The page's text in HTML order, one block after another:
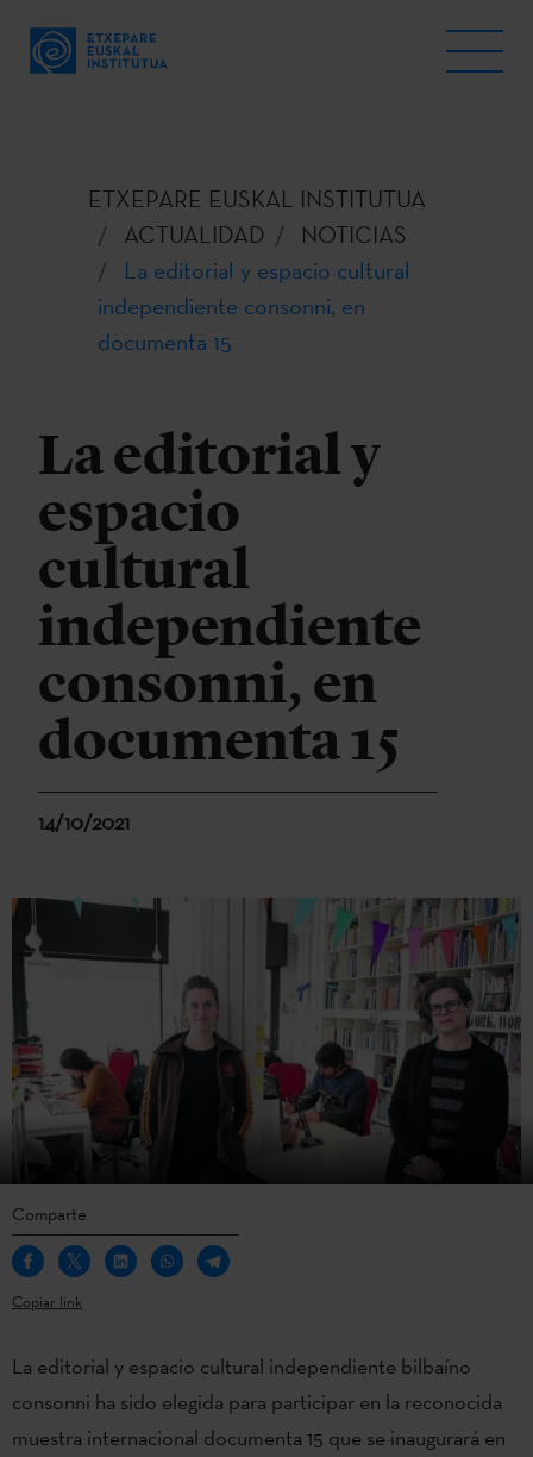
ETXEPARE EUSKAL INSTITUTUA
ACTUALIDAD
NOTICIAS
La editorial y espacio cultural
independiente consonni, en
documenta 15
La editorial y
espacio
cultural
independiente
consonni, en
documenta 15
14/10/2021
Comparte
Copiar link
La editorial y espacio cultural independiente bilbaíno
consonni ha sido elegida para participar en la reconocida
muestra internacional documenta 15 que se inaugurará en